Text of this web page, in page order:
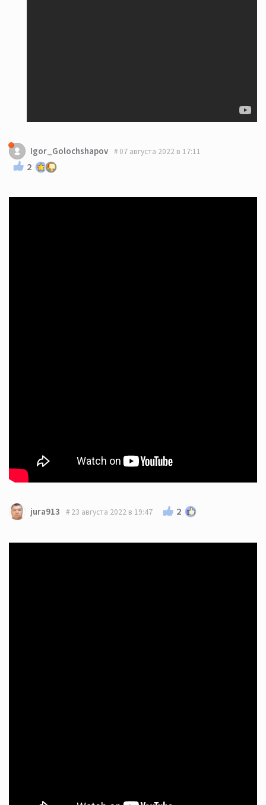
Igor_Golochshapov 07 августа 2022 в 17:11
2
jura913 23 августа 2022 в 19:47 2